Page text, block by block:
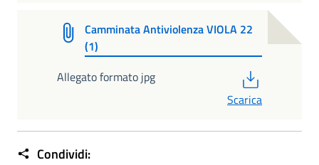
Camminata Antiviolenza VIOLA 22
(1)
Allegato formato jpg
Scarica
Condividi: